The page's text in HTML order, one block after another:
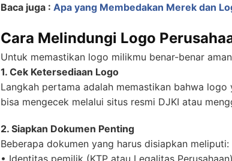
Baca juga : Apa yang Membedakan Merek dan
Cara Melindungi Logo
Untuk memastikan logo milikmu benar-benar
1. Cek Ketersediaan Logo
Langkah pertama adalah memastikan bahwa
bisa mengecek melalui situs resmi DJKI atau
2. Siapkan Dokumen Penting
Beberapa dokumen yang harus disiapkan meliputi:
• Identitas pemilik (KTP atau Legalitas Perusahaan)